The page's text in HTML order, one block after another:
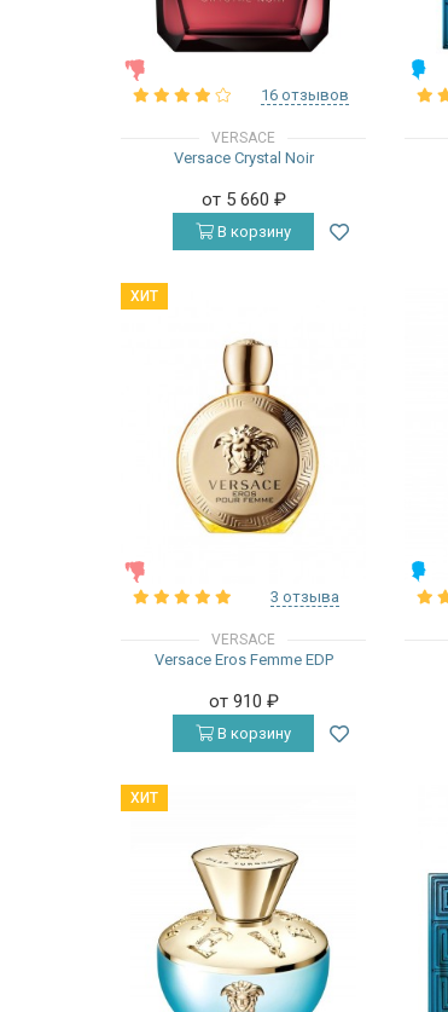
16 отзывов
VERSACE
Versace Crystal Noir
от 5 660 ₽
В корзину
ХИТ
3 отзыва
VERSACE
Versace Eros Femme EDP
от 910 ₽
В корзину
ХИТ